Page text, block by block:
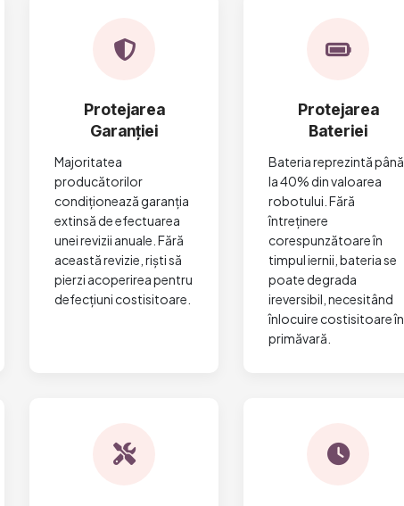
Protejarea
Garanției
Majoritatea
producătorilor
condiționează garanția
extinsă de efectuarea
unei revizii anuale. Fără
această revizie, riști să
pierzi acoperirea pentru
defecțiuni costisitoare.
Protejarea
Bateriei
Bateria reprezintă până
la 40% din valoarea
robotului. Fără
întreținere
corespunzătoare în
timpul iernii, bateria se
poate degrada
ireversibil, necesitând
înlocuire costisitoare în
primăvară.